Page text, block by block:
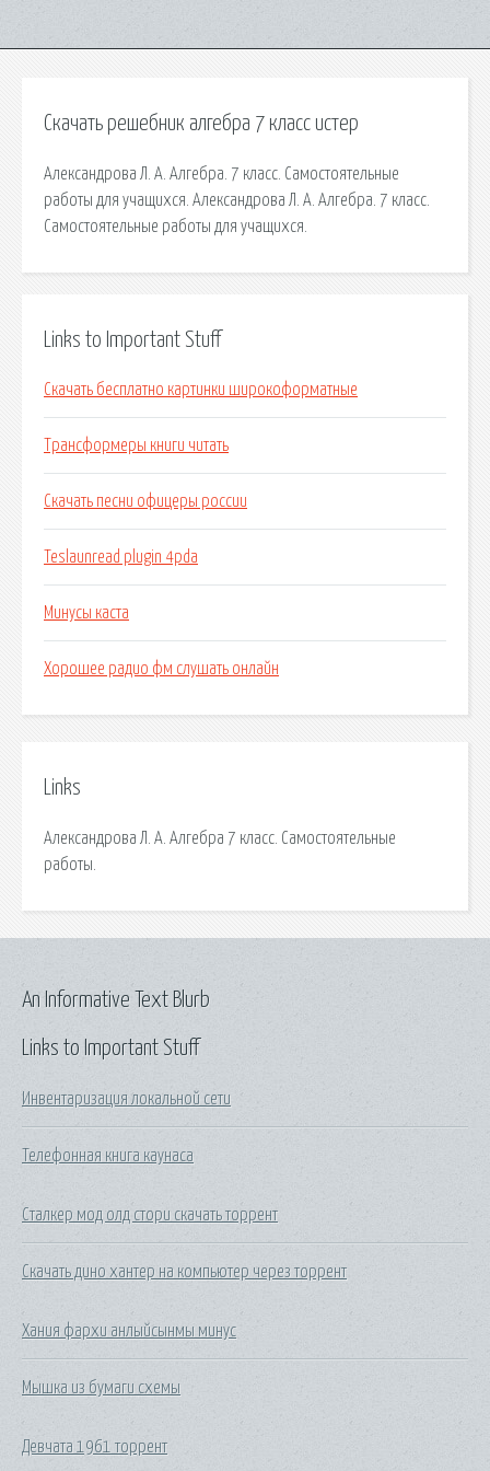
Скачать решебник алгебра 7 класс истер
Александрова Л. А. Алгебра. 7 класс. Самостоятельные
работы для учащихся. Александрова Л. А. Алгебра. 7 класс.
Самостоятельные работы для учащихся.
Links to Important Stuff
Скачать бесплатно картинки широкоформатные
Трансформеры книги читать
Скачать песни офицеры россии
Teslaunread plugin 4pda
Минусы каста
Хорошее радио фм слушать онлайн
Links
Александрова Л. А. Алгебра 7 класс. Самостоятельные
работы.
Links to Important Stuff
Инвентаризация локальной сети
Телефонная книга каунаса
Сталкер мод олд стори скачать торрент
Скачать дино хантер на компьютер через торрент
Хания фархи анлыйсынмы минус
Мышка из бумаги схемы
Девчата 1961 торрент
An Informative Text Blurb